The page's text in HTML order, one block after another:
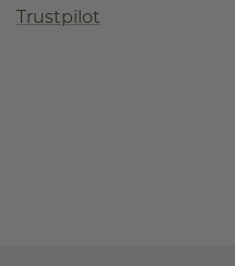
Trustpilot